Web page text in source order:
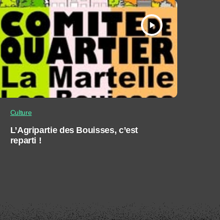
play_arrow
Culture
L’Agripartie des Bouisses, c’est
reparti !